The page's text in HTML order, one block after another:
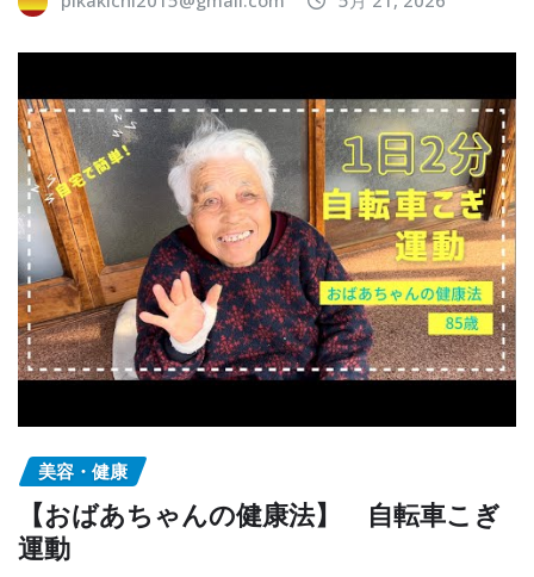
美容・健康
【おばあちゃんの健康法】 自転車こぎ
運動